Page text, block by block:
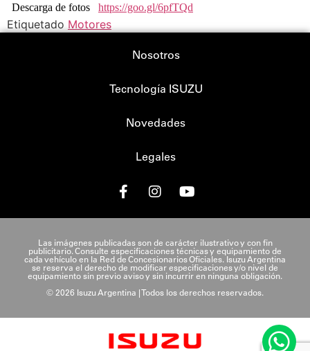
Descarga de fotos
https://goo.gl/6pfTQd
Etiquetado Motores
Nosotros
Tecnología ISUZU
Novedades
Legales
Las imágenes publicadas son de carácter ilustrativo y con fin
publicitario. Consulte especificaciones técnicas y equipamiento de
cada vehículo en la Red de Concesionarios Oficiales. Isuzu Argentina
se reserva el derecho de modificar especificaciones y/o nivel de
equipamiento sin previo aviso y sin incurrir en ninguna obligación.
© 2026 Isuzu Argentina | Todos los derechos reservados.